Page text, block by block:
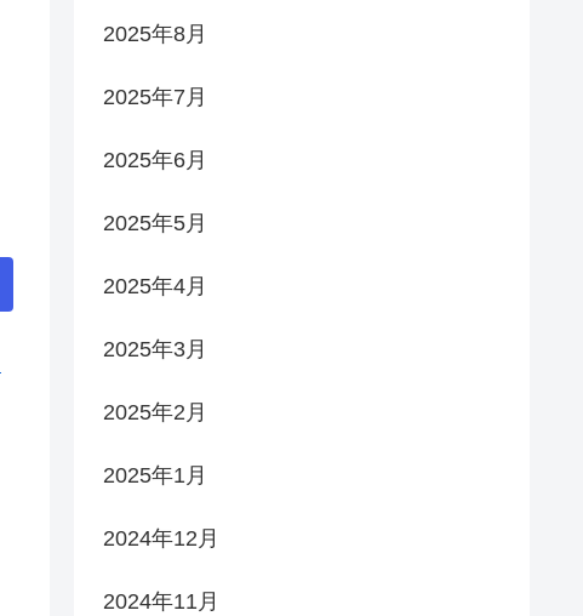
2025年8月
2025年7月
2025年6月
2025年5月
2025年4月
2025年3月
2025年2月
2025年1月
2024年12月
2024年11月